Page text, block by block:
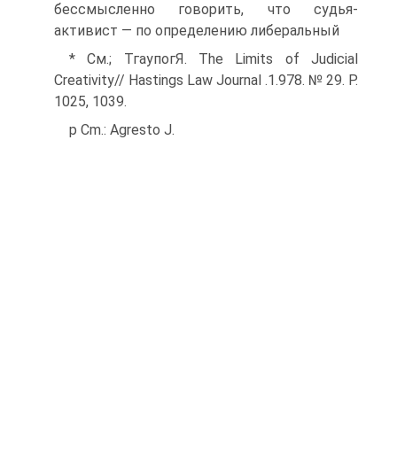
бессмысленно говорить, что судья-
активист — по определению либеральный
* См.; ТгаупогЯ. The Limits of Judicial
Creativity// Hastings Law Journal .1.978. № 29. P.
1025, 1039.
p Cm.: Agresto J.